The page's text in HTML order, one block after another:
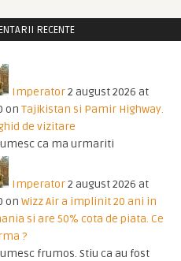
RECENTE
Imperator2 august 2026 at
on Tajikistan si Pamir Highway.
de vizitare
ca ma urmariti
Imperator2 august 2026 at
on Wizz Air a implinit 20 ani in
si are 50% cota de piata. Ce
?
frumos. Stiu ca au fost